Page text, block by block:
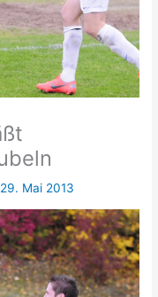
29. Mai 2013